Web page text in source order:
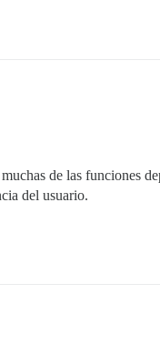
de las funciones
del usuario.